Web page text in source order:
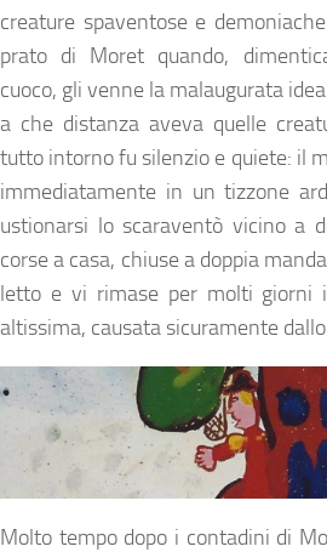
creature spaventose e
prato di Moret quando,
cuoco, gli venne la malaugurata
a che distanza aveva quelle
tutto intorno fu silenzio e quiete: il
immediatamente in un tizzone
ustionarsi lo scaraventò vicino a
corse a casa, chiuse a doppia
letto e vi rimase per molti giorni
altissima, causata sicuramente
Molto tempo dopo i contadini di